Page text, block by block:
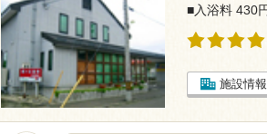
■入浴料 430
施設情